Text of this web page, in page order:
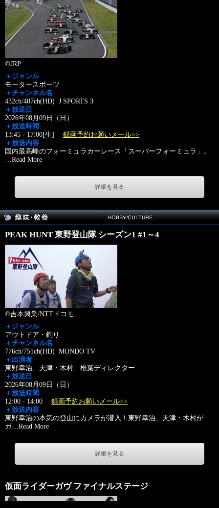
©JRP
＋ジャンル
モータースポーツ
＋チャンネル名
432ch/407ch(HD) J SPORTS 3
＋放送日
2026年08月09日（日）
＋放送時間
13:45 - 17:00[生] 録画予約お願いメール>>
＋放送内容
国内最高峰のフォーミュラカーレース「スーパーフォーミュラ」。
…Read More
詳細を見る
PEAK HUNT 東野登山隊 シーズン1 #1～4
©吉本興業/NTTドコモ
＋ジャンル
アウトドア・釣り
＋チャンネル名
776ch/751ch(HD) MONDO TV
＋出演者
東野幸治、天津・木村、椎葉ディレクター
＋放送日
2026年08月09日（日）
＋放送時間
12:00 - 14:00 録画予約お願いメール>>
＋放送内容
東野幸治の本気の登山にカメラが潜入！東野幸治、天津・木村が
ガ…Read More
詳細を見る
仮面ライダーガヴ ファイナルステージ